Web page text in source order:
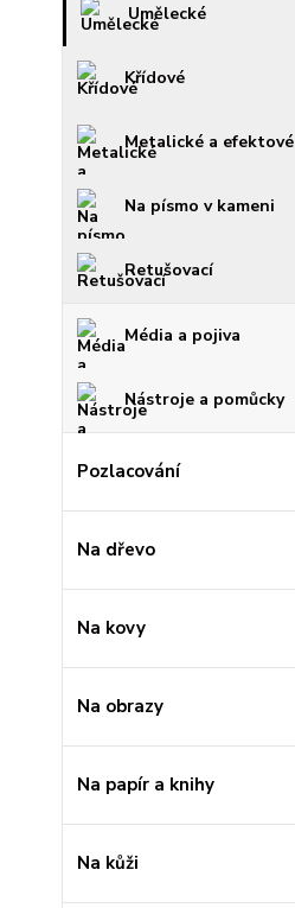
Umělecké
Křídové
Metalické a efektové
Na písmo v kameni
Retušovací
Média a pojiva
Nástroje a pomůcky
Pozlacování
Na dřevo
Na kovy
Na obrazy
Na papír a knihy
Na kůži